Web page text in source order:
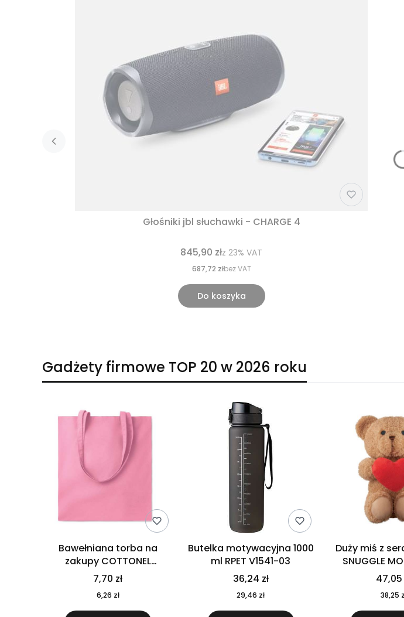
Głośniki jbl słuchawki - CHARGE 4
845,90 złz 23% VAT
687,72 złbez VAT
Do koszyka
Gadżety firmowe TOP 20 w 2026 roku
Bawełniana torba na
zakupy COTTONEL
COLOUR++ MO9846-11
7,70 zł
6,26 zł
Butelka motywacyjna 1000
ml RPET V1541-03
36,24 zł
29,46 zł
Duży miś z
SNUGGLE
47,05
38,25